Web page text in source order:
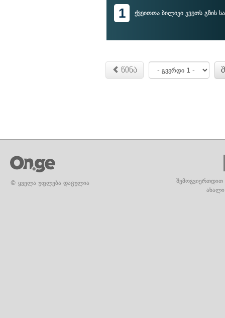
1 ქვეითთა ბილიკი კვეთს გზის
წინა
© ყველა უფლება დაცულია
შემოგვიერთდით
ახალი